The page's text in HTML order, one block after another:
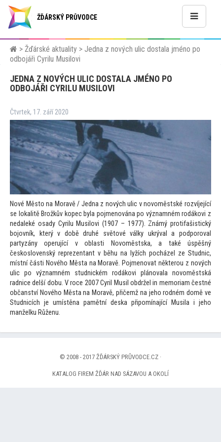
ŽĎÁRSKÝ PRŮVODCE
> Žďárské aktuality > Jedna z nových ulic dostala jméno po
odbojáři Cyrilu Musilovi
JEDNA Z NOVÝCH ULIC DOSTALA JMÉNO PO
ODBOJÁŘI CYRILU MUSILOVI
Čtvrtek, 17. září 2020
Nové Město na Moravě / Jedna z nových ulic v novoměstské rozvíjející
se lokalitě Brožkův kopec byla pojmenována po významném rodákovi z
nedaleké osady Cyrilu Musilovi (1907 – 1977). Známý protifašistický
bojovník, který v době druhé světové války ukrýval a podporoval
partyzány operující v oblasti Novoměstska, a také úspěšný
československý reprezentant v běhu na lyžích pocházel ze Studnic,
místní části Nového Města na Moravě. Pojmenovat některou z nových
ulic po významném studnickém rodákovi plánovala novoměstská
radnice delší dobu. V roce 2007 Cyril Musil obdržel in memoriam čestné
občanství Nového Města na Moravě, přičemž na jeho rodném domě ve
Studnicích je umístěna pamětní deska připomínající Musila i jeho
manželku Růženu.
© 2008 - 2017 ŽĎÁRSKÝ PRŮVODCE.CZ ·
KATALOG FIREM ŽĎÁR NAD SÁZAVOU A OKOLÍ